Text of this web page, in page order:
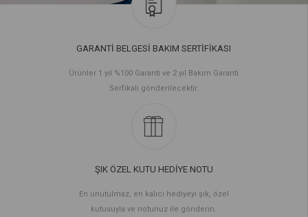
GARANTİ BELGESİ BAKIM SERTİFİKASI
Ürünler 1 yıl %100 Garanti ve 2 yıl Bakım Garanti
Serfikalı gönderilecektir.
ŞIK ÖZEL KUTU HEDİYE NOTU
En unutulmaz, en kalıcı hediyeyi şık, özel
kutusuyla ve notunuz ile gönderin.